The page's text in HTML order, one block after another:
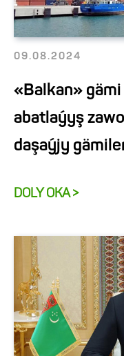
09.08.2024
«Balkan»
abatlaýyş
daşaýjy
DOLY OKA >